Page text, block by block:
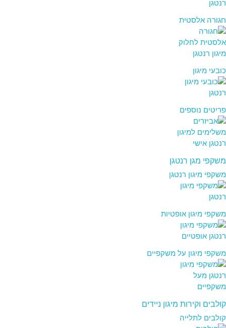
חגורה אלסטית
כובעי מיגון
פריטים נוספים
משקפי מגן רנטגן
משקפי מיגון רנטגן
משקפי מיגון אופטיות
משקפי מיגון על משקפיים
קולבים וקירות מיגון ניידים
קולבים לתלייה